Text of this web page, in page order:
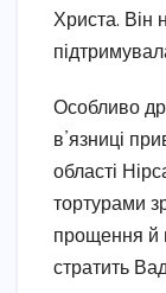
Христа. Він
Особливо
в’язниці
області
тортурами
прощення й
стратить